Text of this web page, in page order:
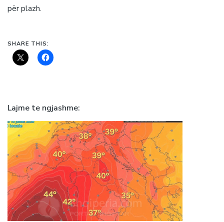
për plazh.
SHARE THIS:
Lajme te ngjashme